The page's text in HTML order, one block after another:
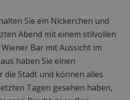
Sie ein Nickerchen und
Abend mit einem stilvollen
Bar mit Aussicht im
haben Sie einen
Stadt und können alles
Tagen gesehen haben,